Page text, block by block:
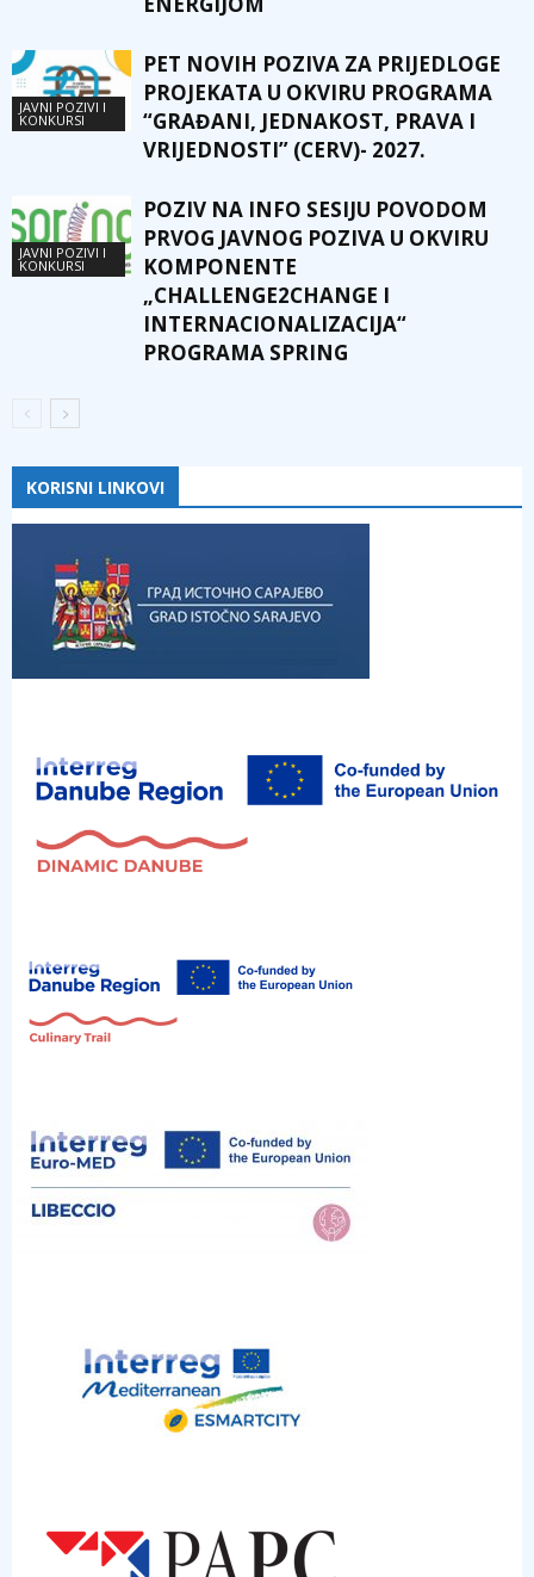
JAVNI POZIVI I
KONKURSI
PET NOVIH POZIVA ZA PRIJEDLOGE
PROJEKATA U OKVIRU PROGRAMA
“GRAĐANI, JEDNAKOST, PRAVA I
VRIJEDNOSTI” (CERV)- 2027.
JAVNI POZIVI I
KONKURSI
POZIV NA INFO SESIJU POVODOM
PRVOG JAVNOG POZIVA U OKVIRU
KOMPONENTE
„CHALLENGE2CHANGE I
INTERNACIONALIZACIJA“
PROGRAMA SPRING
KORISNI LINKOVI